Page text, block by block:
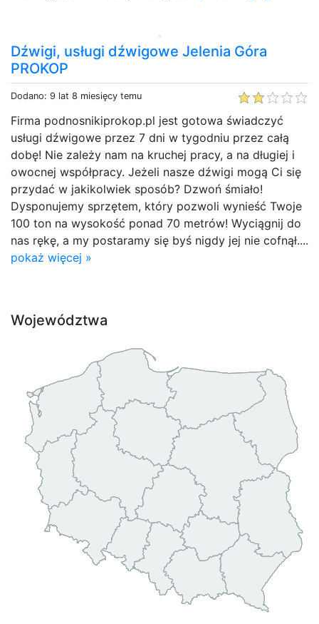
Dźwigi, usługi dźwigowe Jelenia Góra
PROKOP
Dodano: 9 lat 8 miesięcy temu
Firma podnosnikiprokop.pl jest gotowa świadczyć
usługi dźwigowe przez 7 dni w tygodniu przez całą
dobę! Nie zależy nam na kruchej pracy, a na długiej i
owocnej współpracy. Jeżeli nasze dźwigi mogą Ci się
przydać w jakikolwiek sposób? Dzwoń śmiało!
Dysponujemy sprzętem, który pozwoli wynieść Twoje
100 ton na wysokość ponad 70 metrów! Wyciągnij do
nas rękę, a my postaramy się byś nigdy jej nie cofnął....
pokaż więcej »
Województwa